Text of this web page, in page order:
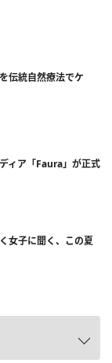
伝統自然療法でケ
ィア「Faura」が正式
女子に聞く、この夏